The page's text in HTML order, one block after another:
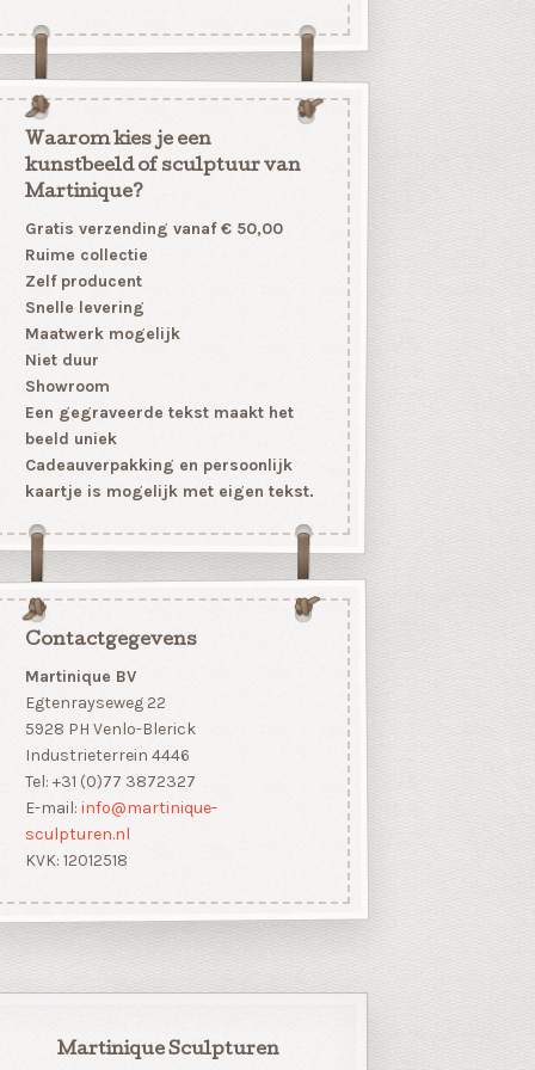
Waarom kies je een
kunstbeeld of sculptuur van
Martinique?
Gratis verzending vanaf € 50,00
Ruime collectie
Zelf producent
Snelle levering
Maatwerk mogelijk
Niet duur
Showroom
Een gegraveerde tekst maakt het
beeld uniek
Cadeauverpakking en persoonlijk
kaartje is mogelijk met eigen tekst.
Contactgegevens
Martinique BV
Egtenrayseweg 22
5928 PH Venlo-Blerick
Industrieterrein 4446
Tel: +31 (0)77 3872327
E-mail: info@martinique-
sculpturen.nl
KVK: 12012518
Martinique Sculpturen